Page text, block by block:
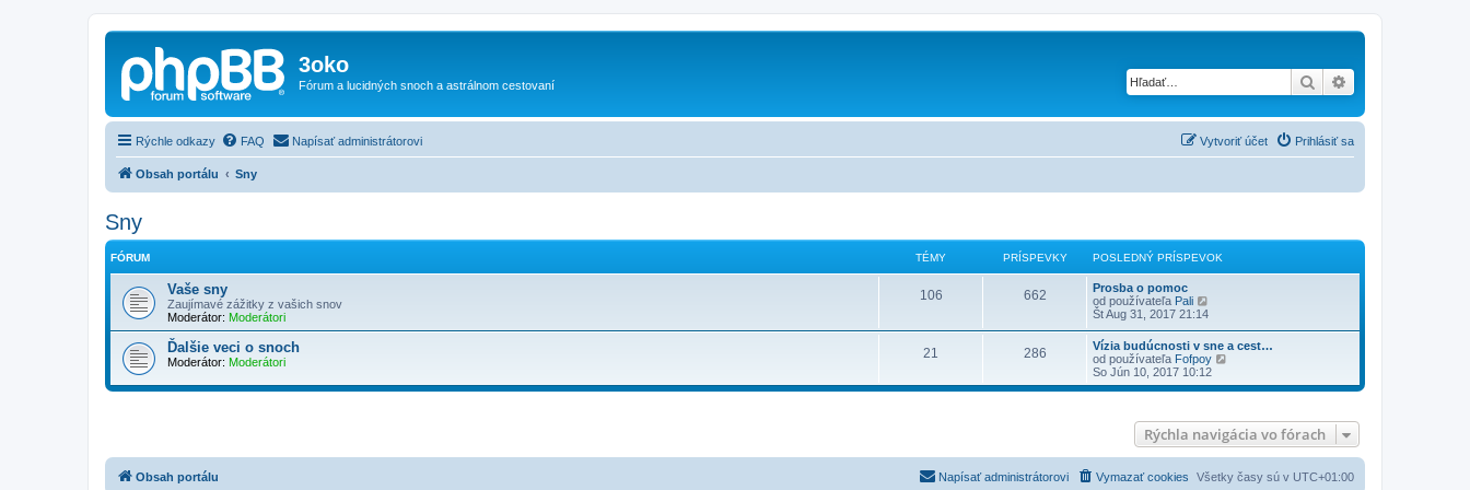
3oko
Fórum a lucidných snoch a astrálnom cestovaní Hľadať
Rýchle odkazy FAQ Napísať administrátorovi Prihlásiť sa
Vytvoriť účet
Obsah portálu Sny
Sny
FÓRUM TÉMY PRÍSPEVKY POSLEDNÝ PRÍSPEVOK
Vaše sny
Zaujímavé zážitky z vašich snov
Moderátor: Moderátori
106 662
Prosba o pomoc
od používateľa Pali
a
z
i
ť
s
l
e
d
n
Št Aug 31, 2017 21:14
Ďalšie veci o snoch
Moderátor: Moderátori
21 286
Vízia budúcnosti v sne a cest…
od používateľa Fofpoy
b
z
i
ť
o
So Jún 10, 2017 10:12
Rýchla navigácia vo fórach
Obsah portálu Všetky časy sú v UTC+01:00
Vymazať cookies
Napísať administrátorovi